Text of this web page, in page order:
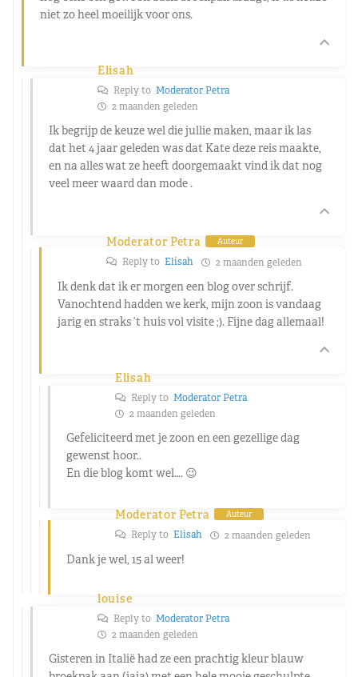
niet zo heel moeilijk voor ons.
Elisah
Reply to Moderator Petra
2 maanden geleden
Ik begrijp de keuze wel die jullie maken, maar ik las
dat het 4 jaar geleden was dat Kate deze reis maakte,
en na alles wat ze heeft doorgemaakt vind ik dat nog
veel meer waard dan mode .
Moderator Petra Auteur
Reply to Elisah 2 maanden geleden
Ik denk dat ik er morgen een blog over schrijf.
Vanochtend hadden we kerk, mijn zoon is vandaag
jarig en straks ’t huis vol visite ;). Fijne dag allemaal!
Elisah
Reply to Moderator Petra
2 maanden geleden
Gefeliciteerd met je zoon en een gezellige dag
gewenst hoor..
En die blog komt wel…. 😉
Moderator Petra Auteur
Reply to Elisah 2 maanden geleden
Dank je wel, 15 al weer!
louise
Reply to Moderator Petra
2 maanden geleden
Gisteren in Italië had ze een prachtig kleur blauw